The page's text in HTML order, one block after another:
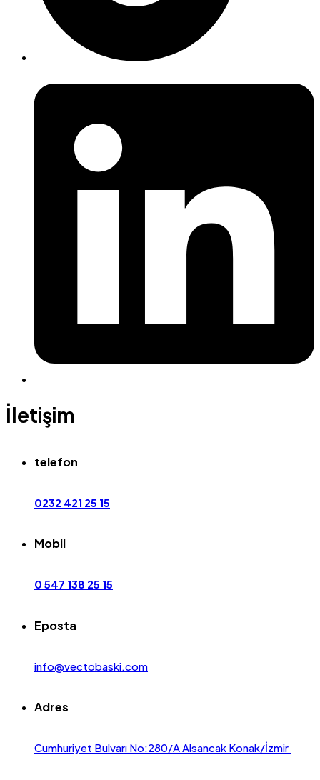
İletişim
telefon
0232 421 25 15
Mobil
0 547 138 25 15
Eposta
info@vectobaski.com
Adres
Cumhuriyet Bulvarı No:280/A Alsancak Konak/İzmir